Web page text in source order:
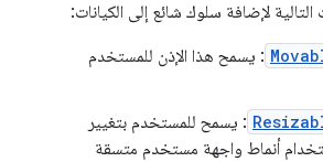
لإضافة سلوك شائع إلى الكيانات:
: يسمح هذا الإذن للمستخدم
: يسمح للمستخدم بتغيير
أنماط واجهة مستخدم متسقة